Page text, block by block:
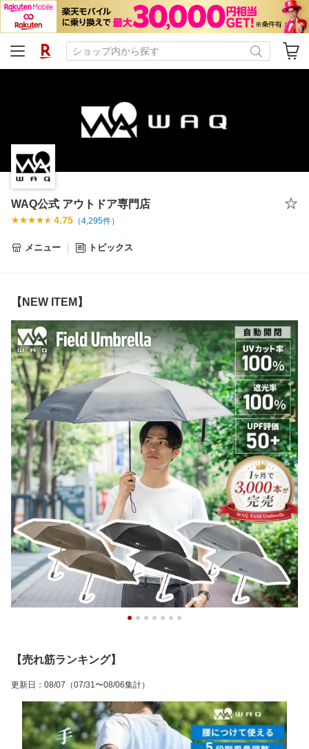
WAQ公式 アウトドア専門店
4.75 （4,295件）
メニュー トピックス
【NEW ITEM】
【売れ筋ランキング】
更新日 ： 08/07 （07/31〜08/06集計）